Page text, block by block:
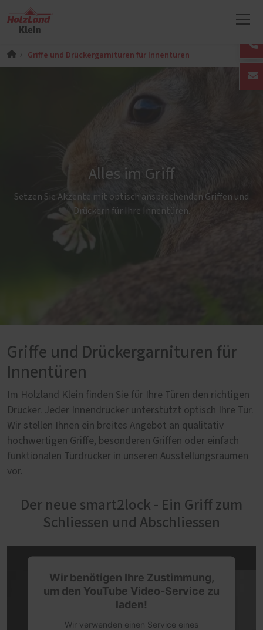
Griffe und Drückergarnituren für Innentüren
Alles im Griff
Setzen Sie Akzente mit optisch ansprechenden Griffen und
Drückern für Ihre Innentüren.
Griffe und Drückergarnituren für
Innentüren
Im Holzland Klein finden Sie für Ihre Türen den richtigen
Drücker. Jeder Innendrücker unterstützt optisch Ihre Tür.
Wir stellen Ihnen ein breites Angebot an qualitativ
hochwertigen Griffe, besonderen Griffen oder einfach
funktionalen Türdrücker in unseren Ausstellungsräumen
vor.
Der neue smart2lock - Ein Griff zum
Schliessen und Abschliessen
Wir benötigen Ihre Zustimmung,
um den YouTube Video-Service zu
laden!
Wir verwenden einen Service eines